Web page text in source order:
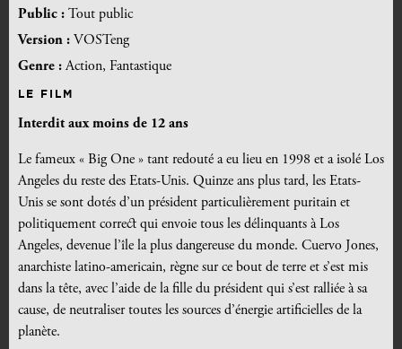
Public : Tout public
Version : VOSTeng
Genre :Action, Fantastique
LE FILM
Interdit aux moins de 12 ans
Le fameux « Big One » tant redouté a eu lieu en 1998 et a isolé Los
Angeles du reste des Etats-Unis. Quinze ans plus tard, les Etats-
Unis se sont dotés d’un président particulièrement puritain et
politiquement correct qui envoie tous les délinquants à Los
Angeles, devenue l’île la plus dangereuse du monde. Cuervo Jones,
anarchiste latino-americain, règne sur ce bout de terre et s’est mis
dans la tête, avec l’aide de la fille du président qui s’est ralliée à sa
cause, de neutraliser toutes les sources d’énergie artificielles de la
planète.